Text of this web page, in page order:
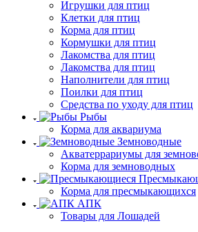
Игрушки для птиц
Клетки для птиц
Корма для птиц
Кормушки для птиц
Лакомства для птиц
Лакомства для птиц
Наполнители для птиц
Поилки для птиц
Средства по уходу для птиц
Рыбы
Корма для аквариума
Земноводные
Акватеррариумы для
Корма для земноводных
Корма для пресмыкающихся
АПК
Товары для Лошадей